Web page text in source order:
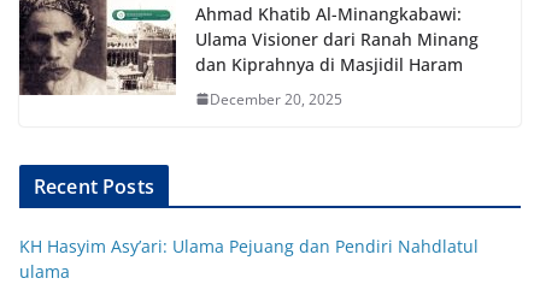
Ahmad Khatib Al-Minangkabawi:
Ulama Visioner dari Ranah Minang
dan Kiprahnya di Masjidil Haram
December 20, 2025
Recent Posts
KH Hasyim Asy’ari: Ulama Pejuang dan Pendiri Nahdlatul
ulama